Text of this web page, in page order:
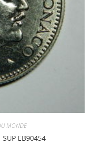
MONDE
EB90454